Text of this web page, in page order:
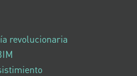
revolucionaria